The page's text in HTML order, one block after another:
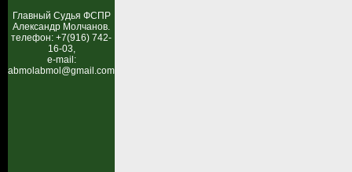
Главный Судья ФСПР
Александр Молчанов.
телефон: +7(916) 742-
16-03,
e-mail:
abmolabmol@gmail.com